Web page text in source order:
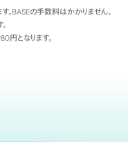
。BASEの手数料はかかりません。
円となります。